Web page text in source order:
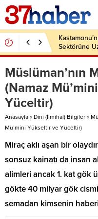
Sektörüne
Hikâyesi
Müslüman’nın
(Namaz
Yüceltir)
Anasayfa » Dini (İlmihal) Bilgiler »
Mü’mini Yükseltir ve Yüceltir)
Miraç aklı aşan bir
sonsuz kainatı da insan
alimleri ancak 1. kat gök
gökte 40 milyar gök
semadan kimsenin